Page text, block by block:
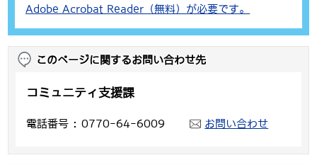
Adobe Acrobat Reader（無料）が必要です。
このページに関するお問い合わせ先
コミュニティ支援課
電話番号 0770-64-6009 お問い合わせ